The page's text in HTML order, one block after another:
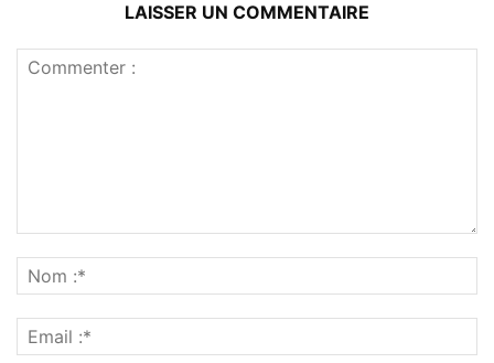
LAISSER UN COMMENTAIRE